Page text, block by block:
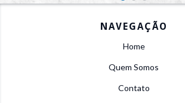
NAVEGAÇÃO
Home
Quem Somos
Contato